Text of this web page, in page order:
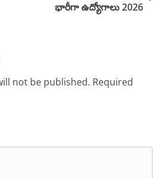
భారీగా ఉద్యోగాలు 2026
not be published. Required